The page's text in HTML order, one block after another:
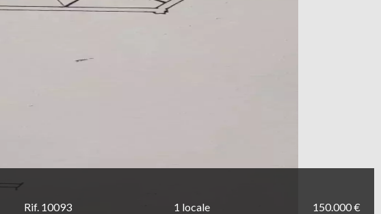
Rif. 10093 1 locale 150.000 €